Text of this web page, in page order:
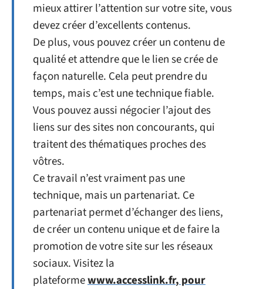
mieux attirer l’attention sur votre site, vous
devez créer d’excellents contenus.
De plus, vous pouvez créer un contenu de
qualité et attendre que le lien se crée de
façon naturelle. Cela peut prendre du
temps, mais c’est une technique fiable.
Vous pouvez aussi négocier l’ajout des
liens sur des sites non concourants, qui
traitent des thématiques proches des
vôtres.
Ce travail n’est vraiment pas une
technique, mais un partenariat. Ce
partenariat permet d’échanger des liens,
de créer un contenu unique et de faire la
promotion de votre site sur les réseaux
sociaux. Visitez la
plateformewww.accesslink.fr, pour